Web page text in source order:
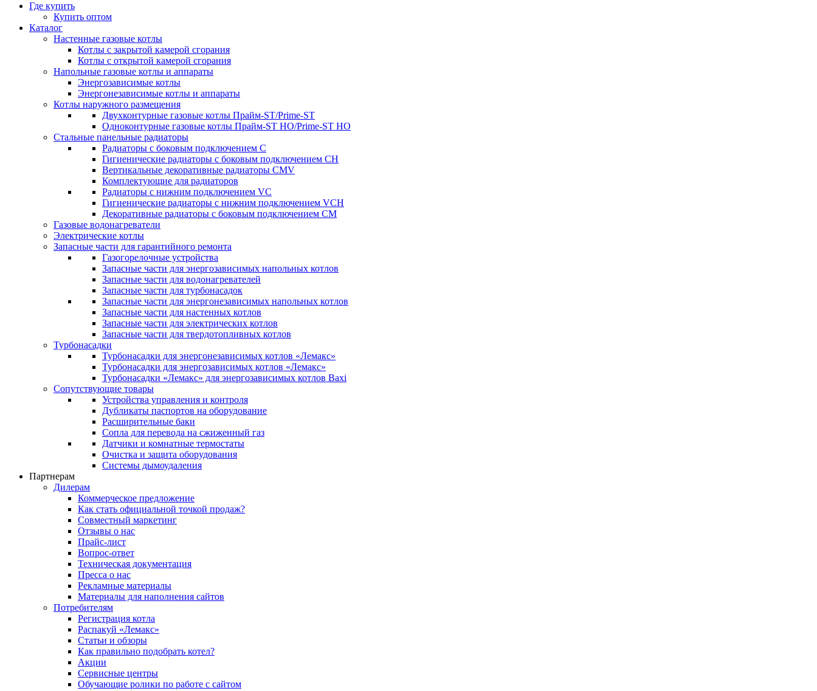
Где купить
Купить оптом
Каталог
Настенные газовые котлы
Котлы с закрытой камерой сгорания
Котлы с открытой камерой сгорания
Напольные газовые котлы и аппараты
Энергозависимые котлы
Энергонезависимые котлы и аппараты
Котлы наружного размещения
Двухконтурные газовые котлы Прайм-ST/Prime-ST
Одноконтурные газовые котлы Прайм-ST HO/Prime-ST HO
Стальные панельные радиаторы
Радиаторы c боковым подключением C
Гигиенические радиаторы c боковым подключением CH
Вертикальные декоративные радиаторы CMV
Комплектующие для радиаторов
Радиаторы c нижним подключением VC
Гигиенические радиаторы c нижним подключением VCH
Декоративные радиаторы с боковым подключением CM
Газовые водонагреватели
Электрические котлы
Запасные части для гарантийного ремонта
Газогорелочные устройства
Запасные части для энергозависимых напольных котлов
Запасные части для водонагревателей
Запасные части для турбонасадок
Запасные части для энергонезависимых напольных котлов
Запасные части для настенных котлов
Запасные части для электрических котлов
Запасные части для твердотопливных котлов
Турбонасадки
Турбонасадки для энергонезависимых котлов «Лемакс»
Турбонасадки для энергозависимых котлов «Лемакс»
Турбонасадки «Лемакс» для энергозависимых котлов Baxi
Сопутствующие товары
Устройства управления и контроля
Дубликаты паспортов на оборудование
Расширительные баки
Сопла для перевода на сжиженный газ
Датчики и комнатные термостаты
Очистка и защита оборудования
Системы дымоудаления
Партнерам
Дилерам
Коммерческое предложение
Как стать официальной точкой продаж?
Совместный маркетинг
Отзывы о нас
Прайс-лист
Вопрос-ответ
Техническая документация
Пресса о нас
Рекламные материалы
Материалы для наполнения сайтов
Потребителям
Регистрация котла
Распакуй «Лемакс»
Статьи и обзоры
Как правильно подобрать котел?
Акции
Сервисные центры
Обучающие ролики по работе с сайтом